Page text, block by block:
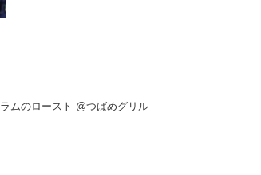
ラムのロースト @つばめグリル